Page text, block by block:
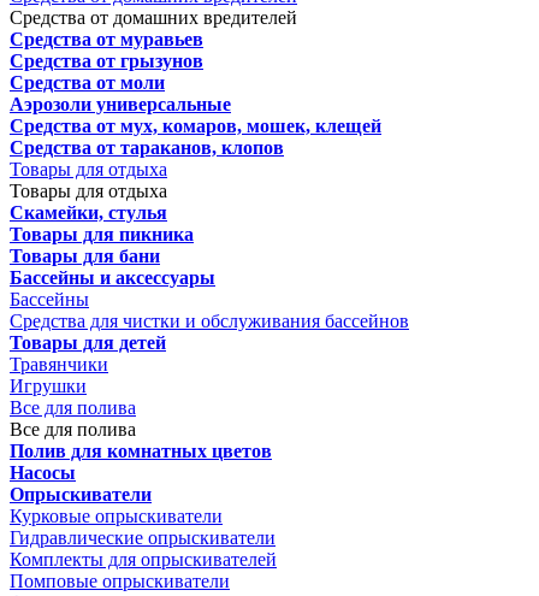
Средства от домашних вредителей
Средства от муравьев
Средства от грызунов
Средства от моли
Аэрозоли универсальные
Средства от мух, комаров, мошек, клещей
Средства от тараканов, клопов
Товары для отдыха
Товары для отдыха
Скамейки, стулья
Товары для пикника
Товары для бани
Бассейны и аксессуары
Бассейны
Средства для чистки и обслуживания бассейнов
Товары для детей
Травянчики
Игрушки
Все для полива
Все для полива
Полив для комнатных цветов
Насосы
Опрыскиватели
Курковые опрыскиватели
Гидравлические опрыскиватели
Комплекты для опрыскивателей
Помповые опрыскиватели